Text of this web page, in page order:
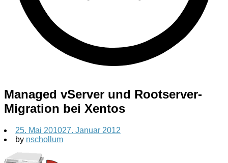
Managed vServer und Rootserver-
Migration bei Xentos
25. Mai 201027. Januar 2012
by nschollum